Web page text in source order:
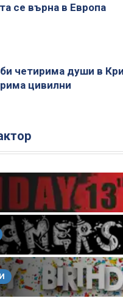
се върна в Европа
четирима души в
цивилни